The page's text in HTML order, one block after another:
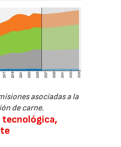
asociadas a la
de carne.
tecnológica,